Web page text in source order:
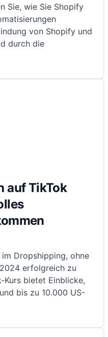
Sie, wie Sie Shopify
von Shopify und
durch die
auf TikTok
Dropshipping, ohne
erfolgreich zu
Kurs bietet Einblicke,
bis zu 10.000 US-